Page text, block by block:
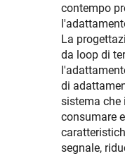
contempo
La
da loop di
di
sistema che
consumare
segnale,